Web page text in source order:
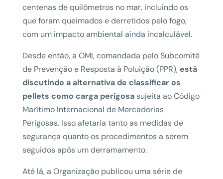
centenas de quilômetros no mar, incluindo os
que foram queimados e derretidos pelo fogo,
com um impacto ambiental ainda incalculável.
Desde então, a OMI, comandada pelo Subcomitê
de Prevenção e Resposta à Poluição (PPR),está
discutindo a alternativa de classificar os
pellets como carga perigosasujeita ao Código
Marítimo Internacional de Mercadorias
Perigosas. Isso afetaria tanto as medidas de
segurança quanto os procedimentos a serem
seguidos após um derramamento.
Até lá, a Organização publicou uma série de